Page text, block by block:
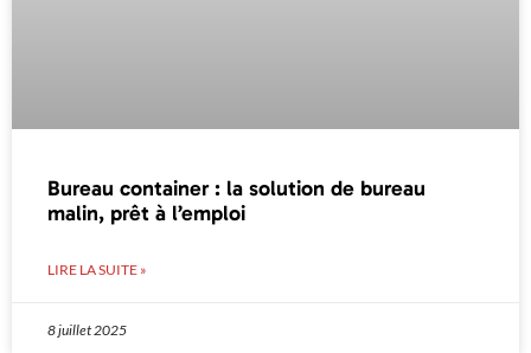
Bureau container : la solution de bureau
malin, prêt à l’emploi
LIRE LA SUITE »
8 juillet 2025